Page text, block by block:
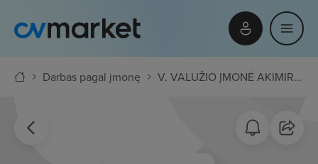
Darbas pagal įmonę V. VALUŽIO ĮMONĖ AKIMIRKA""